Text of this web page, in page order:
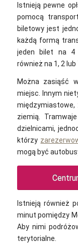
Istnieją pewne
pomocą
biletowy jest
każdą formą
jeden bilet na 4
również na 1, 2 lub
Można zasiąść
miejsc. Innym
ziemią.
dzielnicami,
którzy
mogą być
Istnieją również
minut pomiędzy
Aby nimi
terytorialne.